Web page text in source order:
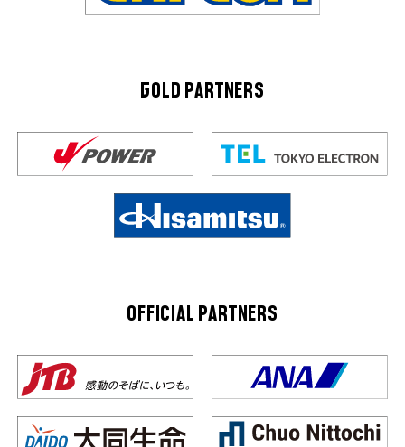
GOLD PARTNERS
OFFICIAL PARTNERS